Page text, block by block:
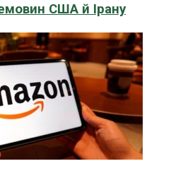
США й Ірану